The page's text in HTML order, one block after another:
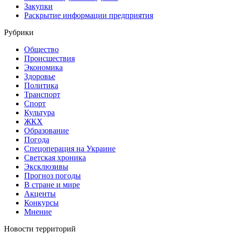
Закупки
Раскрытие информации предприятия
Рубрики
Общество
Происшествия
Экономика
Здоровье
Политика
Транспорт
Спорт
Культура
ЖКХ
Образование
Погода
Спецоперация на Украине
Светская хроника
Эксклюзивы
Прогноз погоды
В стране и мире
Акценты
Конкурсы
Мнение
Новости территорий